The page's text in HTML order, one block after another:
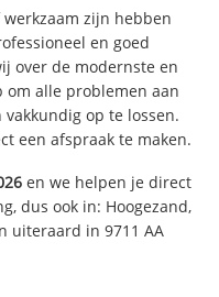
zijn hebben
en goed
over de modernste en
alle problemen aan
op te lossen.
een afspraak te maken.
en we helpen je direct
dus ook in: Hoogezand,
uiteraard in 9711 AA